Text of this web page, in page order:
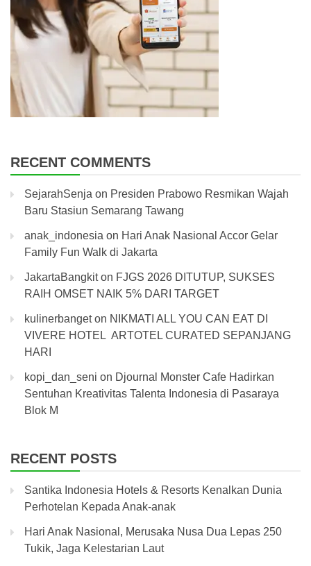
RECENT COMMENTS
SejarahSenja on Presiden Prabowo Resmikan Wajah
Baru Stasiun Semarang Tawang
anak_indonesia on Hari Anak Nasional Accor Gelar
Family Fun Walk di Jakarta
JakartaBangkiton FJGS 2026 DITUTUP, SUKSES
RAIH OMSET NAIK 5% DARI TARGET
kulinerbangeton NIKMATI ALL YOU CAN EAT DI
VIVERE HOTEL ARTOTEL CURATED SEPANJANG
HARI
kopi_dan_seni on Djournal Monster Cafe Hadirkan
Sentuhan Kreativitas Talenta Indonesia di Pasaraya
Blok M
RECENT POSTS
Santika Indonesia Hotels & Resorts Kenalkan Dunia
Perhotelan Kepada Anak-anak
Hari Anak Nasional, Merusaka Nusa Dua Lepas 250
Tukik, Jaga Kelestarian Laut